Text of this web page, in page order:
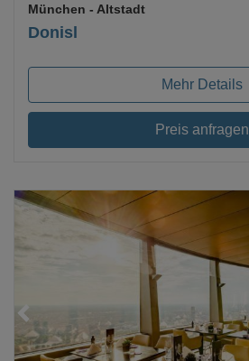
Donisl
München - Altstadt
Mehr Details
Preis anfragen
Loading...